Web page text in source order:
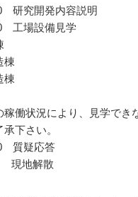
研究開発内容説明
工場設備見学
棟
棟
働状況により、見学でき
下さい。
質疑応答
地解散